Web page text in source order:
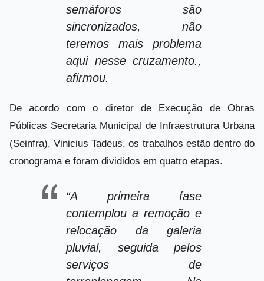
semáforos são
sincronizados, não
teremos mais problema
aqui nesse cruzamento.,
afirmou.
De acordo com o diretor de Execução de Obras
Públicas Secretaria Municipal de Infraestrutura Urbana
(Seinfra), Vinicius Tadeus, os trabalhos estão dentro do
cronograma e foram divididos em quatro etapas.
“A primeira fase
contemplou a remoção e
relocação da galeria
pluvial, seguida pelos
serviços de